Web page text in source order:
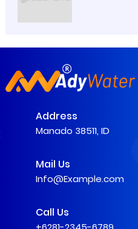
Address
Manado 38511, ID
Mail Us
Info@Example.com
Call Us